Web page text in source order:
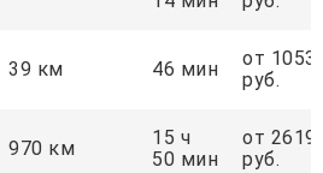
39 км 46 мин
от 1053
руб.
970 км
15 ч
50 мин
от
руб.